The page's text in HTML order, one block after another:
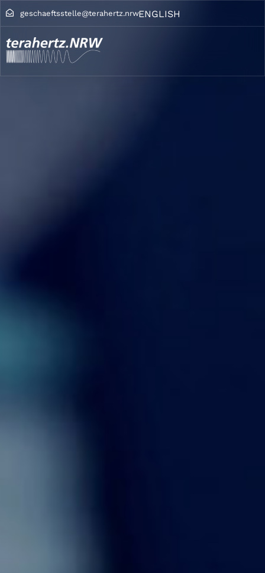
geschaeftsstelle@terahertz.nrwENGLISH